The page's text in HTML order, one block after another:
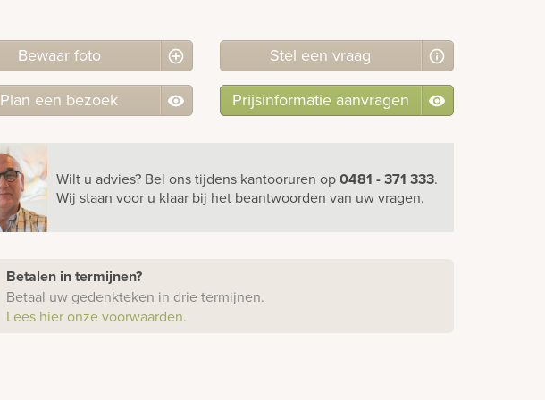
Bewaar foto Stel een vraag
Plan een bezoek Prijsinformatie aanvragen
Wilt u advies? Bel onstijdens kantooruren op0481 - 371 333.
Wij staan voor u klaar bij het beantwoorden van uw vragen.
Betalen in termijnen?
Betaal uw gedenkteken in drie termijnen.
Lees hier onze voorwaarden.